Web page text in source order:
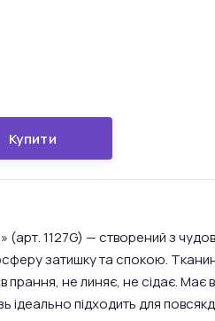
Купити
(арт. 1127G) — створений з
затишку та спокою.
прання, не линяє, не сідає. Має
ідеально підходить для